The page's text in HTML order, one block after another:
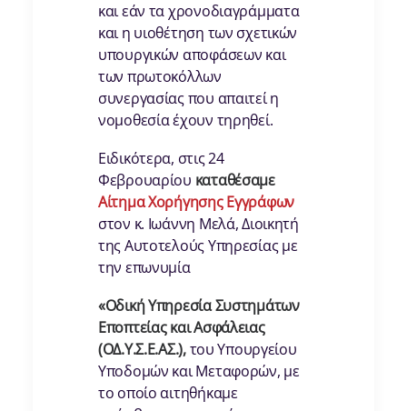
και εάν τα χρονοδιαγράμματα
και η υιοθέτηση των σχετικών
υπουργικών αποφάσεων και
των πρωτοκόλλων
συνεργασίας που απαιτεί η
νομοθεσία έχουν τηρηθεί.
Ειδικότερα, στις 24
Φεβρουαρίου καταθέσαμε
Αίτημα Χορήγησης Εγγράφων
στον κ. Ιωάννη Μελά, Διοικητή
της Αυτοτελούς Υπηρεσίας με
την επωνυμία
«Οδική Υπηρεσία Συστημάτων
Εποπτείας και Ασφάλειας
(ΟΔ.Υ.Σ.Ε.ΑΣ.),του Υπουργείου
Υποδομών και Μεταφορών, με
το οποίο αιτηθήκαμε